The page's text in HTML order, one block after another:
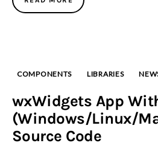
COMPONENTS LIBRARIES
wxWidgets App
(Windows/Linux/
Source Code